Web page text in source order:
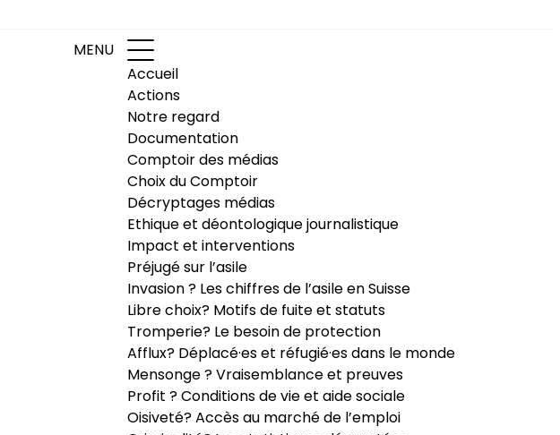
MENU
Accueil
Actions
Notre regard
Documentation
Comptoir des médias
Choix du Comptoir
Décryptages médias
Ethique et déontologique journalistique
Impact et interventions
Préjugé sur l’asile
Invasion ? Les chiffres de l’asile en Suisse
Libre choix? Motifs de fuite et statuts
Tromperie? Le besoin de protection
Afflux? Déplacé·es et réfugié·es dans le monde
Mensonge ? Vraisemblance et preuves
Profit ? Conditions de vie et aide sociale
Oisiveté? Accès au marché de l’emploi